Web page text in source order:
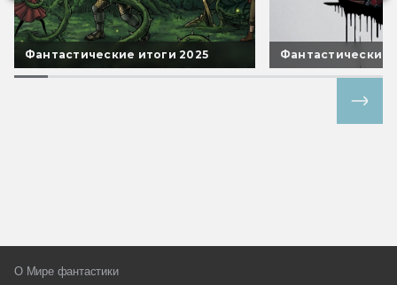
Фантастические итоги 2025 Фантастические
О Мире фантастики